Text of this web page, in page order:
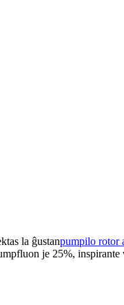
la ĝustanpumpilo rotor
je 25%, inspirante